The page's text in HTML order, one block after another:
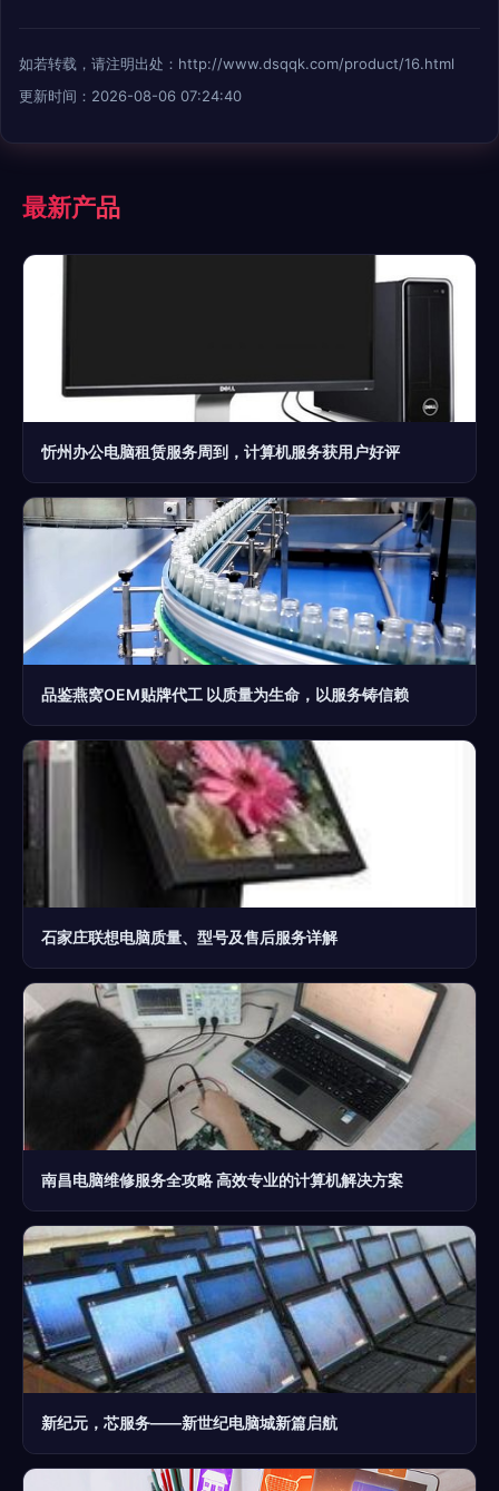
如若转载，请注明出处：http://www.dsqqk.com/product/16.html
更新时间：2026-08-06 07:24:40
最新产品
忻州办公电脑租赁服务周到，计算机服务获用户好评
品鉴燕窝OEM贴牌代工 以质量为生命，以服务铸信赖
石家庄联想电脑质量、型号及售后服务详解
南昌电脑维修服务全攻略 高效专业的计算机解决方案
新纪元，芯服务——新世纪电脑城新篇启航